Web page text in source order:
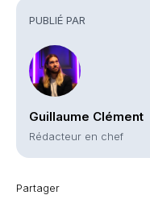
PUBLIÉ PAR
Guillaume Clément
Rédacteur en chef
Partager